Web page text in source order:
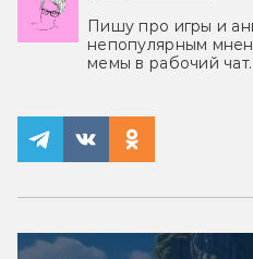
Пишу про игры и
непопулярным
мемы в рабочий чат.